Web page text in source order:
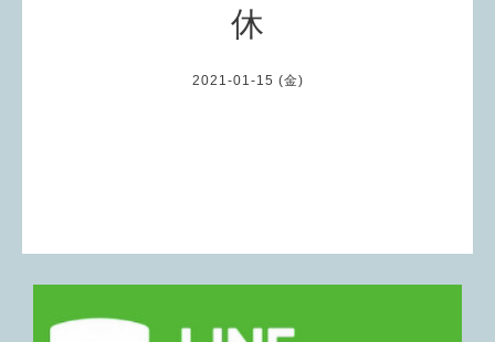
休
2021-01-15 (金)